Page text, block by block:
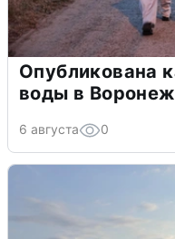
Опубликована
воды в
6 августа 0